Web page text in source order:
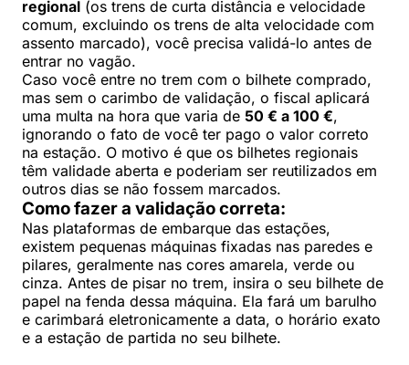
regional (os trens de curta distância e velocidade
comum, excluindo os trens de alta velocidade com
assento marcado), você precisa validá-lo antes de
entrar no vagão.
Caso você entre no trem com o bilhete comprado,
mas sem o carimbo de validação, o fiscal aplicará
uma multa na hora que varia de 50 € a 100 €,
ignorando o fato de você ter pago o valor correto
na estação. O motivo é que os bilhetes regionais
têm validade aberta e poderiam ser reutilizados em
outros dias se não fossem marcados.
Como fazer a validação correta:
Nas plataformas de embarque das estações,
existem pequenas máquinas fixadas nas paredes e
pilares, geralmente nas cores amarela, verde ou
cinza. Antes de pisar no trem, insira o seu bilhete de
papel na fenda dessa máquina. Ela fará um barulho
e carimbará eletronicamente a data, o horário exato
e a estação de partida no seu bilhete.